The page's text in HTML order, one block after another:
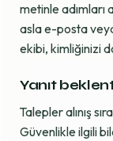
metinle adımları
asla e-posta
ekibi, kimliğinizi
Yanıt
Talepler alınış
Güvenlikle ilgili